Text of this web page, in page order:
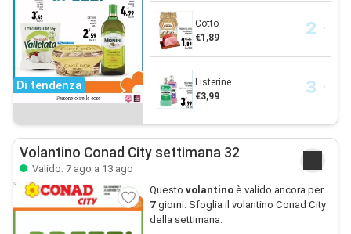
Di tendenza
Cotto
€1,89
Listerine
€3,99
Volantino Conad City settimana 32
Valido: 7 ago a 13 ago
Questo volantinoè valido ancora per
7giorni. Sfoglia il volantino Conad City
della settimana.